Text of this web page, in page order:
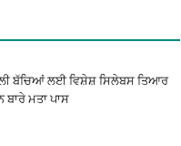
ਬੱਚਿਆਂ ਲਈ ਵਿਸ਼ੇਸ਼ ਸਿਲੇਬਸ ਤਿਆਰ
ਬਾਰੇ ਮਤਾ ਪਾਸ